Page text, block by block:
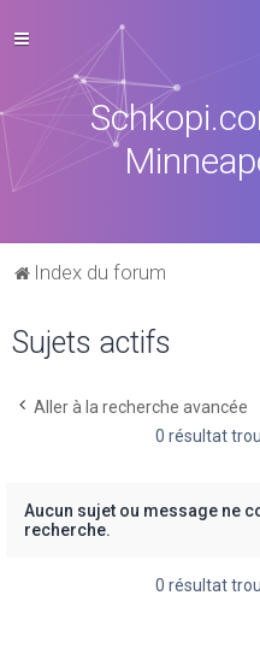
Index du forum
Sujets actifs
Aller à la recherche avancée
0 résultat
Aucun sujet ou message ne
recherche.
0 résultat